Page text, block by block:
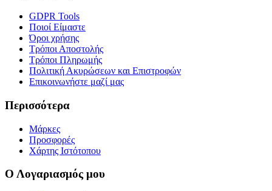
GDPR Tools
Ποιοί Είμαστε
Όροι χρήσης
Τρόποι Αποστολής
Τρόποι Πληρωμής
Πολιτική Ακυρώσεων και Επιστροφών
Επικοινωνήστε μαζί μας
Περισσότερα
Μάρκες
Προσφορές
Χάρτης Ιστότοπου
Ο Λογαριασμός μου